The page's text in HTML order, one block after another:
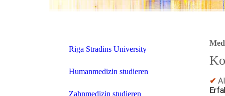
Riga Stradins University
Humanmedizin studieren
Zahnmedizin studieren
✔